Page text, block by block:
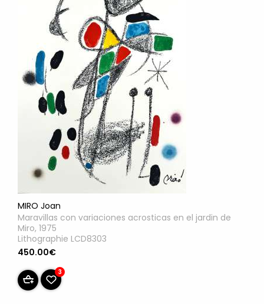
MIRO Joan
Maravillas con variaciones acrosticas en el jardin de
Miro, 1975
Lithographie LCD8303
450.00€
3